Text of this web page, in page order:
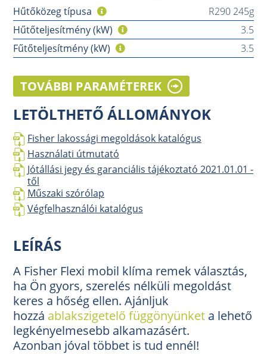
Hűtőközeg típusa
R290 245g
Hűtőteljesítmény (kW)
3.5
Fűtőteljesítmény (kW)
3.5
TOVÁBBI PARAMÉTEREK
LETÖLTHETŐ ÁLLOMÁNYOK
Fisher lakossági megoldások katalógus
Használati útmutató
Jótállási jegy és garanciális tájékoztató 2021.01.01 -
től
Műszaki szórólap
Végfelhasználói katalógus
LEÍRÁS
A Fisher Flexi mobil klíma remek választás,
ha Ön gyors, szerelés nélküli megoldást
keres a hőség ellen. Ajánljuk
hozzá ablakszigetelő függönyünket a lehető
legkényelmesebb alkamazásért.
Azonban jóval többet is tud ennél!